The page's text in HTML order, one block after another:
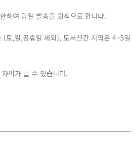
하여 당일 발송을 원칙으로 합니다.
토,일,공휴일 제외), 도서산간 지역은 4~5일
이가 날 수 있습니다.